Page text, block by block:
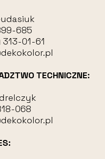
685
01-61
TECHNICZNE:
068